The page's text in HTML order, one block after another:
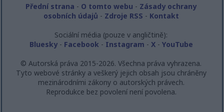
Přední strana - O tomto webu - Zásady ochrany
osobních údajů - Zdroje RSS - Kontakt
Sociální média (pouze v angličtině):
Bluesky- Facebook - Instagram - X- YouTube
© Autorská práva 2015-2026. Všechna práva vyhrazena.
Tyto webové stránky a veškerý jejich obsah jsou chráněny
mezinárodními zákony o autorských právech.
Reprodukce bez povolení není povolena.